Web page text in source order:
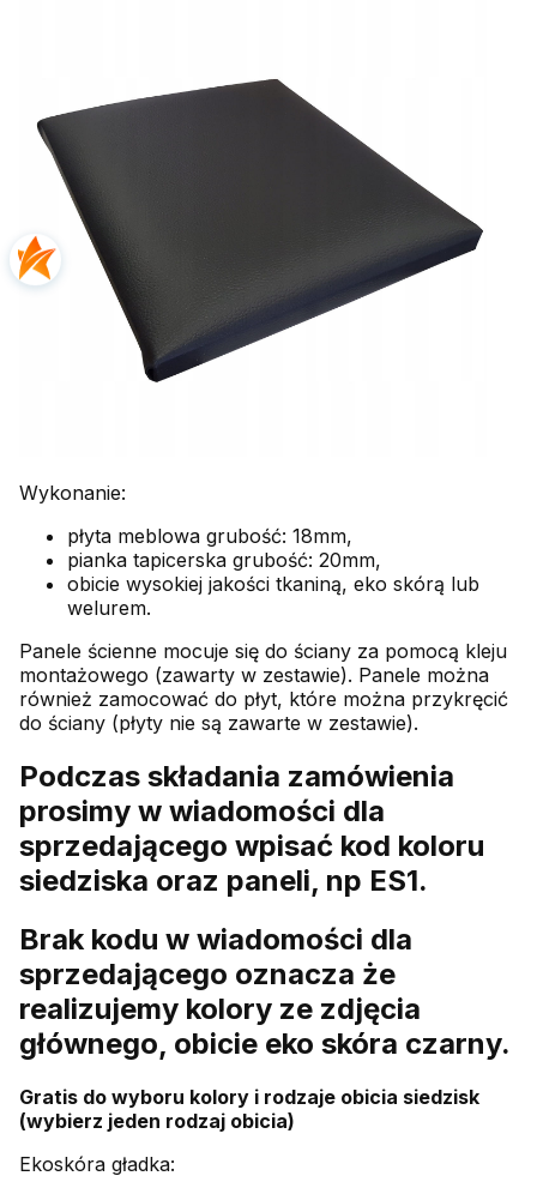
Wykonanie:
płyta meblowa grubość: 18mm,
pianka tapicerska grubość: 20mm,
obicie wysokiej jakości tkaniną, eko skórą lub
welurem.
Panele ścienne mocuje się do ściany za pomocą kleju
montażowego (zawarty w zestawie). Panele można
również zamocować do płyt, które można przykręcić
do ściany (płyty nie są zawarte w zestawie).
Podczas składania zamówienia
prosimy w wiadomości dla
sprzedającego wpisać kod koloru
siedziska oraz paneli, np ES1.
Brak kodu w wiadomości dla
sprzedającego oznacza że
realizujemy kolory ze zdjęcia
głównego, obicie eko skóra czarny.
Gratis do wyboru kolory i rodzaje obicia siedzisk
(wybierz jeden rodzaj obicia)
Ekoskóra gładka: